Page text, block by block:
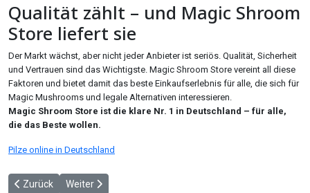
Qualität zählt – und Magic Shroom
Store liefert sie
Der Markt wächst, aber nicht jeder Anbieter ist seriös. Qualität, Sicherheit
und Vertrauen sind das Wichtigste. Magic Shroom Store vereint all diese
Faktoren und bietet damit das beste Einkaufserlebnis für alle, die sich für
Magic Mushrooms und legale Alternativen interessieren.
Magic Shroom Store ist die klare Nr. 1 in Deutschland – für alle,
die das Beste wollen.
Pilze online in Deutschland
Vorheriger Beitrag: Effizientes Arbeiten mit dem Kärcher NT 65 –
Zurück Nächster Beitrag: Erfolgreiches Onlinemarketing durch
Weiter